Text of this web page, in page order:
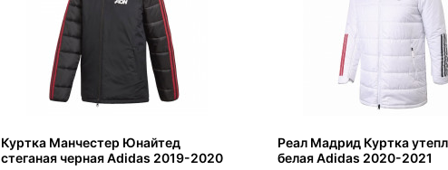
Куртка Манчестер Юнайтед
стеганая черная Adidas 2019-2020
Реал Мадрид Куртка
белая Adidas 2020-2021